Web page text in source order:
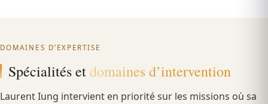
DOMAINES D’EXPERTISE
Spécialités etdomaines d’intervention
Laurent Iung intervient en priorité sur les missions où sa